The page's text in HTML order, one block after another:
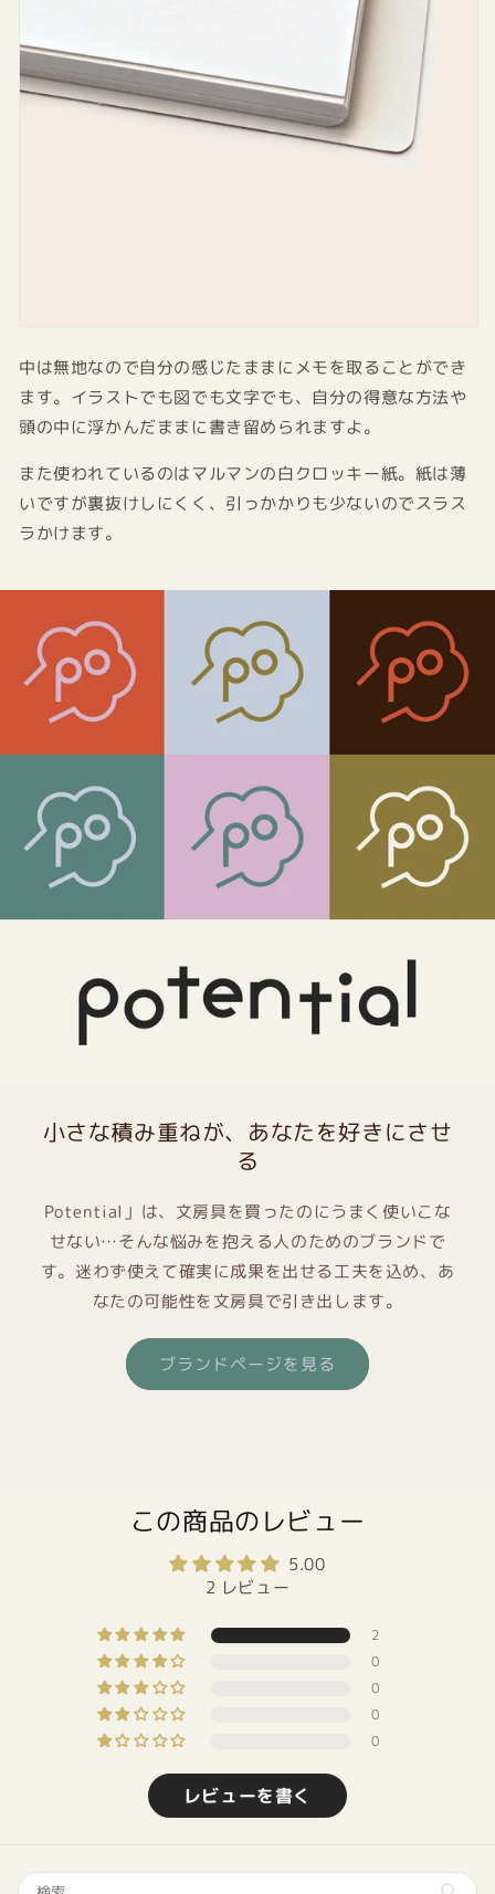
中は無地なので自分の感じたままにメモを取ることができ
ます。イラストでも図でも文字でも、自分の得意な方法や
頭の中に浮かんだままに書き留められますよ。
また使われているのはマルマンの白クロッキー紙。紙は薄
いですが裏抜けしにくく、引っかかりも少ないのでスラス
ラかけます。
小さな積み重ねが、あなたを好きにさせ
る
Potential」は、文房具を買ったのにうまく使いこな
せない…そんな悩みを抱える人のためのブランドで
す。迷わず使えて確実に成果を出せる工夫を込め、あ
なたの可能性を文房具で引き出します。
ブランドページを見る
この商品のレビュー
5.00
2 レビュー
2
0
0
0
0
レビューを書く